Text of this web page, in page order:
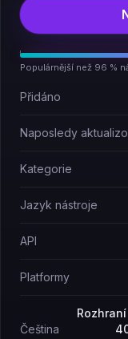
Populárnější než 96 %
Přidáno
Naposledy
Kategorie
Jazyk nástroje
API
Platformy
Čeština